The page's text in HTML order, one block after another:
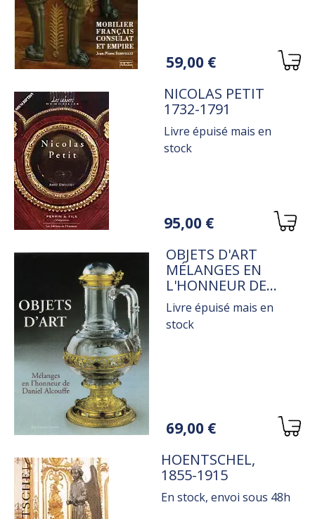
Variations
59,00 €
TITRE
NICOLAS PETIT
1732-1791
Livre épuisé mais en
stock
Variations
95,00 €
TITRE
OBJETS D'ART
MÉLANGES EN
L'HONNEUR DE
DANIEL ALCOUFFE
Livre épuisé mais en
stock
Variations
69,00 €
TITRE
HOENTSCHEL,
1855-1915
En stock, envoi sous 48h